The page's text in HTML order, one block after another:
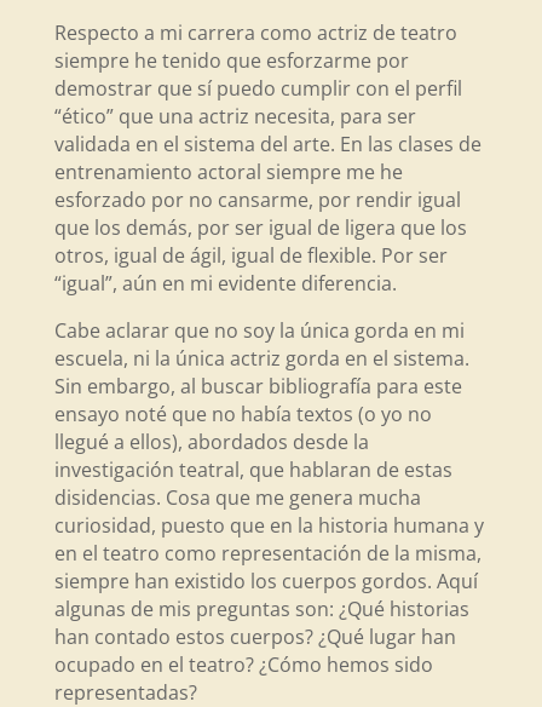
Respecto a mi carrera como actriz de teatro
siempre he tenido que esforzarme por
demostrar que sí puedo cumplir con el perfil
“ético” que una actriz necesita, para ser
validada en el sistema del arte. En las clases de
entrenamiento actoral siempre me he
esforzado por no cansarme, por rendir igual
que los demás, por ser igual de ligera que los
otros, igual de ágil, igual de flexible. Por ser
“igual”, aún en mi evidente diferencia.
Cabe aclarar que no soy la única gorda en mi
escuela, ni la única actriz gorda en el sistema.
Sin embargo, al buscar bibliografía para este
ensayo noté que no había textos (o yo no
llegué a ellos), abordados desde la
investigación teatral, que hablaran de estas
disidencias. Cosa que me genera mucha
curiosidad, puesto que en la historia humana y
en el teatro como representación de la misma,
siempre han existido los cuerpos gordos. Aquí
algunas de mis preguntas son: ¿Qué historias
han contado estos cuerpos? ¿Qué lugar han
ocupado en el teatro? ¿Cómo hemos sido
representadas?